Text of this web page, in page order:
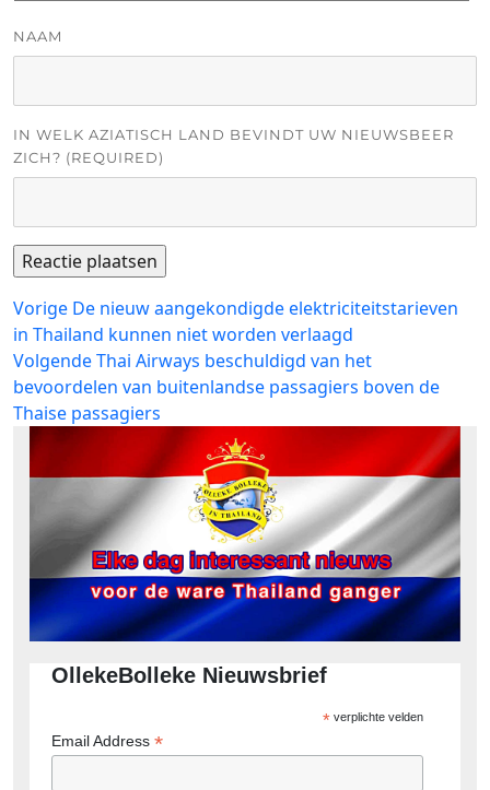
NAAM
IN WELK AZIATISCH LAND BEVINDT UW NIEUWSBEER
ZICH? (REQUIRED)
Bericht
navigatie
Vorige Vorig
bericht:
De nieuw aangekondigde elektriciteitstarieven
in Thailand kunnen niet worden verlaagd
VolgendeVolgend
bericht:
Thai Airways beschuldigd van het
bevoordelen van buitenlandse passagiers boven de
Thaise passagiers
OllekeBolleke Nieuwsbrief
*verplichte velden
Email Address *